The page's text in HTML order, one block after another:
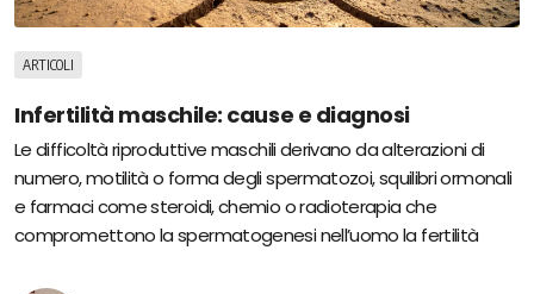
ARTICOLI
Infertilità maschile: cause e diagnosi
Le difficoltà riproduttive maschili derivano da alterazioni di
numero, motilità o forma degli spermatozoi, squilibri ormonali
e farmaci come steroidi, chemio o radioterapia che
compromettono la spermatogenesi nell’uomo la fertilità